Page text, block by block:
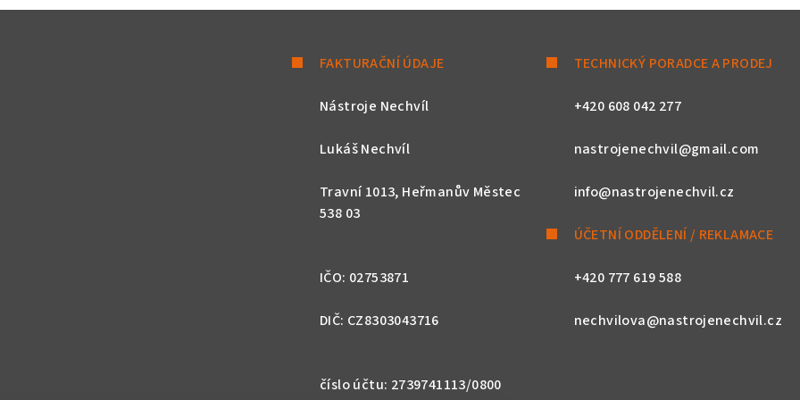
FAKTURAČNÍ ÚDAJE
Nástroje Nechvíl
Lukáš Nechvíl
Travní 1013, Heřmanův Městec
538 03
IČO: 02753871
DIČ: CZ8303043716
číslo účtu: 2739741113/0800
TECHNICKÝ PORADCE A PRODEJ
+420 608 042 277
nastrojenechvil@gmail.com
info@nastrojenechvil.cz
ÚČETNÍ ODDĚLENÍ / REKLAMACE
+420 777 619 588
nechvilova@nastrojenechvil.cz